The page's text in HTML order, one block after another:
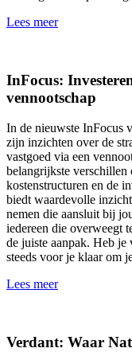
Lees meer
InFocus:
vennootschap
In de nieuwste InFocus
zijn inzichten over de
vastgoed via een
belangrijkste verschillen
kostenstructuren en de
biedt waardevolle
nemen die aansluit bij
iedereen die overweegt
de juiste aanpak. Heb je
steeds voor je klaar om
Lees meer
Verdant: Waar